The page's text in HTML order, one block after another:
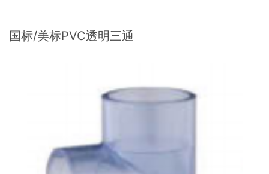
国标/美标PVC透明三通